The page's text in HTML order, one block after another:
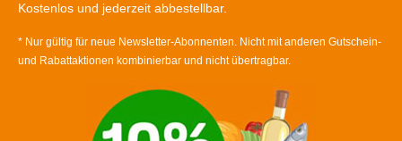
Kostenlos und jederzeit abbestellbar.
* Nur gültig für neue Newsletter-Abonnenten. Nicht mit anderen Gutschein-
und Rabattaktionen kombinierbar und nicht übertragbar.